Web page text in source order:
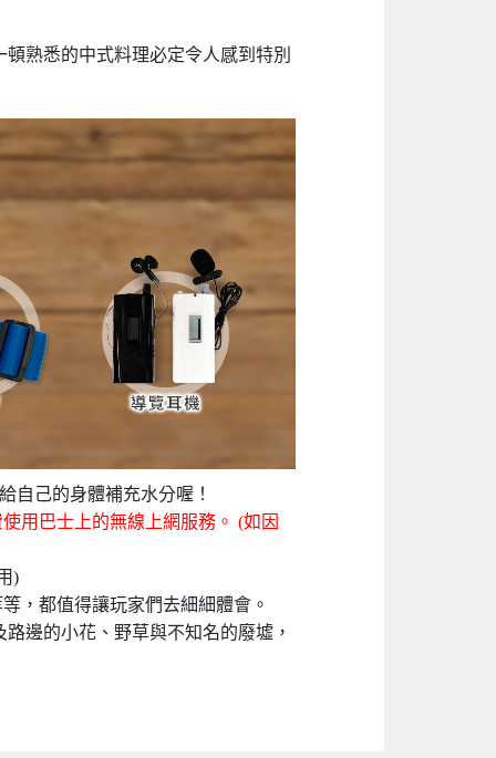
熟悉的中式料理必定令人感到特別
自己的身體補充水分喔！
用巴士上的無線上網服務。 (如因
)
，都值得讓玩家們去細細體會。
邊的小花、野草與不知名的廢墟，